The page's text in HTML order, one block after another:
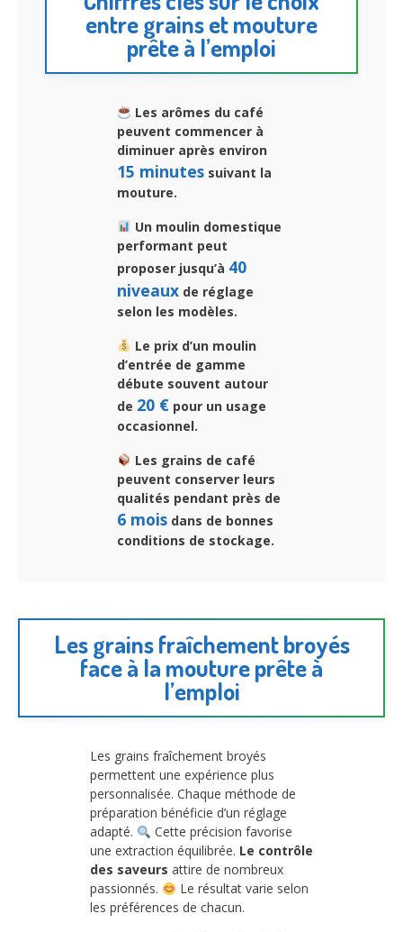
entre grains et mouture
prête à l’emploi
Les arômes du café
peuvent commencer à
diminuer après environ
15 minutes suivant la
mouture.
Un moulin domestique
performant peut
proposer jusqu’à 40
niveaux de réglage
selon les modèles.
Le prix d’un moulin
d’entrée de gamme
débute souvent autour
de 20 € pour un usage
occasionnel.
Les grains de café
peuvent conserver leurs
qualités pendant près de
6 mois dans de bonnes
conditions de stockage.
Les grains fraîchement broyés
face à la mouture prête à
l’emploi
Les grains fraîchement broyés
permettent une expérience plus
personnalisée. Chaque méthode de
préparation bénéficie d’un réglage
adapté.
Cette précision favorise
une extraction équilibrée. Le contrôle
des saveurs attire de nombreux
passionnés.
Le résultat varie selon
les préférences de chacun.